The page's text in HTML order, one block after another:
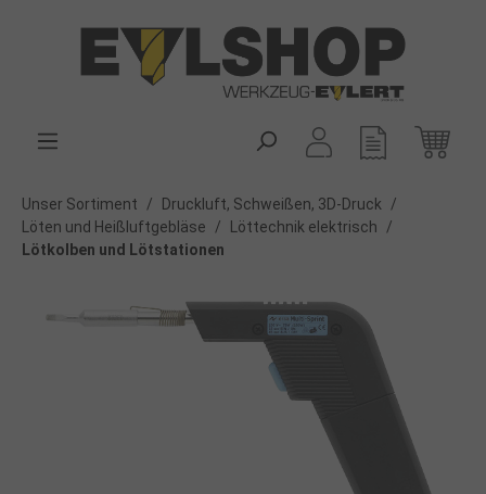
Unser Sortiment / Druckluft, Schweißen, 3D-Druck
/
Löten und Heißluftgebläse
/ Löttechnik elektrisch
/
Lötkolben und Lötstationen